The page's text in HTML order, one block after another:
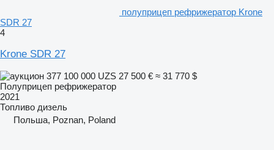
полуприцеп рефрижератор Krone
SDR 27
4
Krone SDR 27
377 100 000 UZS 27 500 € ≈ 31 770 $
Полуприцеп рефрижератор
2021
Топливо дизель
Польша, Poznan, Poland